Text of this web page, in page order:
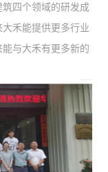
四个领域的研发成
禾能提供更多行业
与大禾有更多新的